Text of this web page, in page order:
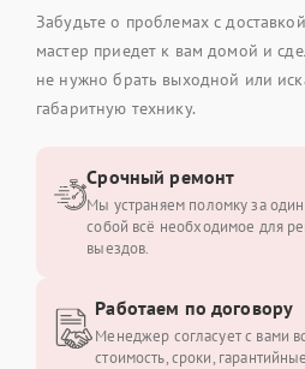
Забудьте о проблемах с
мастер приедет к вам домой и
не нужно брать выходной или
габаритную технику.
Срочный ремонт
Мы устраняем поломку за
собой всё необходимое для
выездов.
Работаем по договору
Менеджер согласует с вами
стоимость, сроки,